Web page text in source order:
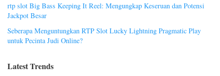
rtp slot Big Bass Keeping It Reel: Mengungkap Keseruan dan Potensi
Jackpot Besar
Seberapa Menguntungkan RTP Slot Lucky Lightning Pragmatic Play
untuk Pecinta Judi Online?
Latest Trends